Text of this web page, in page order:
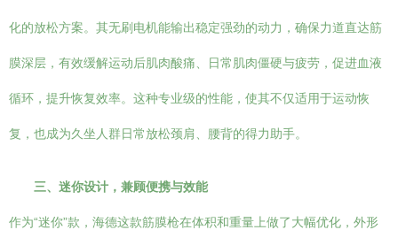
化的放松方案。其无刷电机能输出稳定强劲的动力，确保力道直达筋
膜深层，有效缓解运动后肌肉酸痛、日常肌肉僵硬与疲劳，促进血液
循环，提升恢复效率。这种专业级的性能，使其不仅适用于运动恢
复，也成为久坐人群日常放松颈肩、腰背的得力助手。
三、迷你设计，兼顾便携与效能
作为“迷你”款，海德这款筋膜枪在体积和重量上做了大幅优化，外形